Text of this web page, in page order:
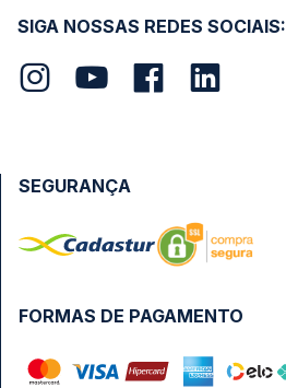
SIGA NOSSAS REDES SOCIAIS:
FORMAS DE PAGAMENTO
SEGURANÇA